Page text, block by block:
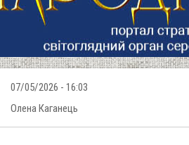
07/05/2026 - 16:03
Олена Каганець